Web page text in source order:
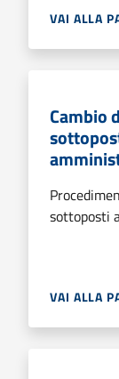
VAI ALLA
Cambio
sottoposti
VAI ALLA